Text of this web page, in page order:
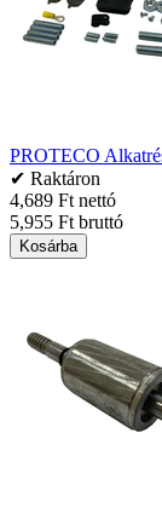
PROTECO
✔ Raktáron
4,689 Ft nettó
5,955 Ft bruttó
Kosárba